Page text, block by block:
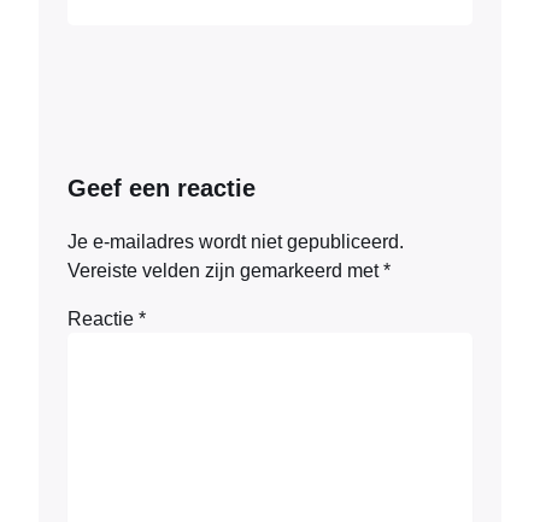
Geef een reactie
Je e-mailadres wordt niet gepubliceerd.
Vereiste velden zijn gemarkeerd met*
Reactie *